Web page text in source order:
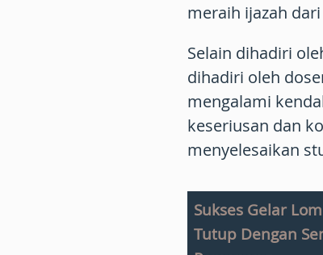
meraih ijazah dari
Selain dihadiri
dihadiri oleh
mengalami
keseriusan dan
menyelesaikan
Sukses Gelar
Tutup Dengan